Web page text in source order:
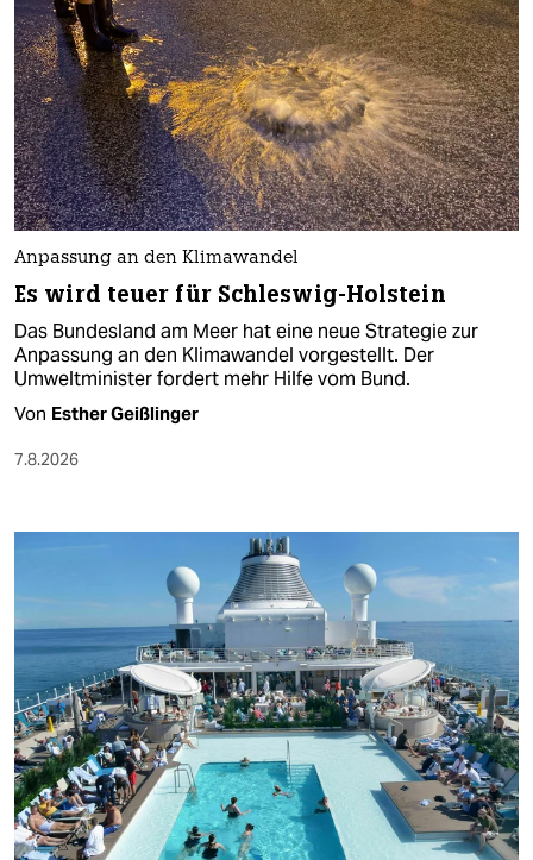
Anpassung an den Klimawandel
Es wird teuer für Schleswig-Holstein
Das Bundesland am Meer hat eine neue Strategie zur
Anpassung an den Klimawandel vorgestellt. Der
Umweltminister fordert mehr Hilfe vom Bund.
Von Esther Geißlinger
7.8.2026